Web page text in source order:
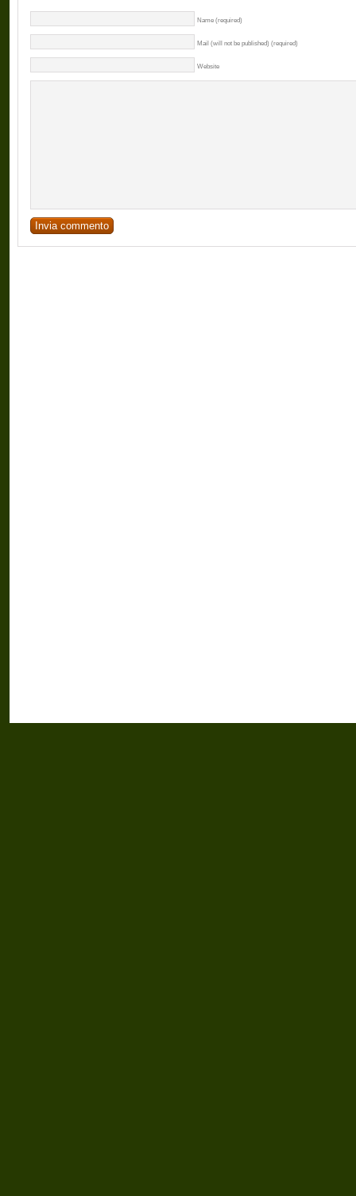
Name (required)
Mail (will not be published) (required)
Website